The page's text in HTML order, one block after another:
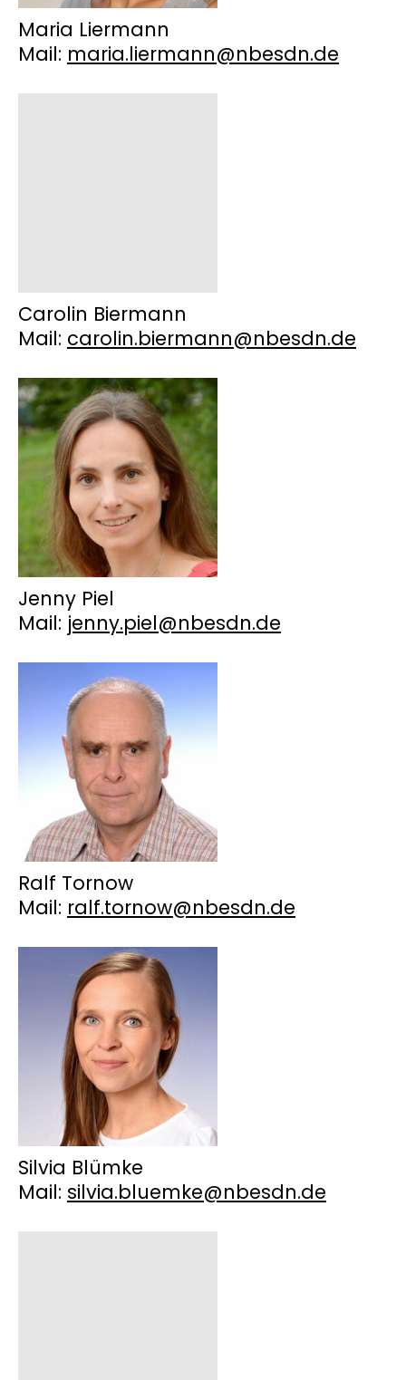
Maria Liermann
Mail: maria.liermann@nbesdn.de
Carolin Biermann
Mail: carolin.biermann@nbesdn.de
Jenny Piel
Mail: jenny.piel@nbesdn.de
Ralf Tornow
Mail: ralf.tornow@nbesdn.de
Silvia Blümke
Mail: silvia.bluemke@nbesdn.de